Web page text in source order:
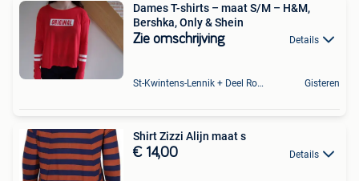
Dames T-shirts – maat S/M – H&M,
Bershka, Only & Shein
Zie omschrijving Details
St-Kwintens-Lennik + Deel Roosdaal Gisteren
Shirt Zizzi Alijn maat s
€ 14,00 Details